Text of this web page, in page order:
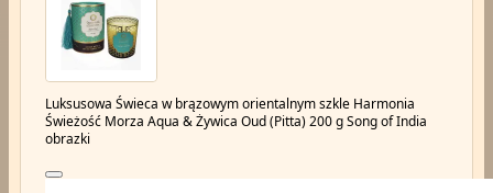
Luksusowa Świeca w brązowym orientalnym szkle Harmonia
Świeżość Morza Aqua & Żywica Oud (Pitta) 200 g Song of India
obrazki